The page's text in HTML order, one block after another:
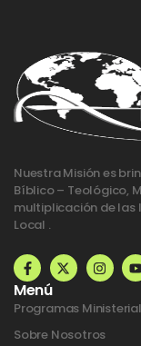
Nuestra Misión es
Bíblico – Teológico,
multiplicación de las
Local .
F
a
c
e
b
o
o
X
-
t
i
t
I
n
s
a
r
Menú
Programas
Sobre Nosotros